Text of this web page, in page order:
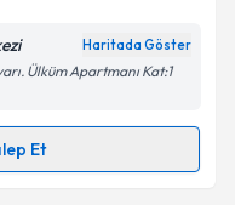
ilişkin
Aydınlatma
verilerimin belirtilen
Gönder
Haritada Göster
Ülküm Apartmanı Kat:1
Et